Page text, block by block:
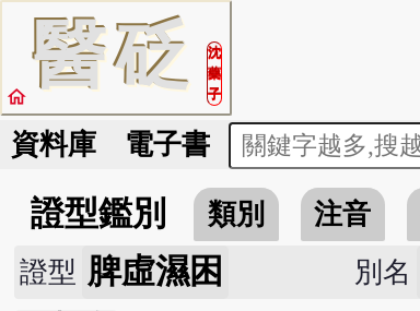
醫砭
沈
藥
子
home
資料庫 電子書
證型鑑別 類別 注音
證型 脾虛濕困 別名